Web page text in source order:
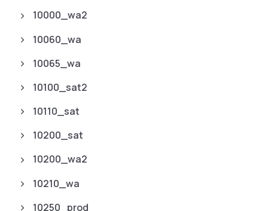
10000_wa2
10060_wa
10065_wa
10100_sat2
10110_sat
10200_sat
10200_wa2
10210_wa
10250_prod